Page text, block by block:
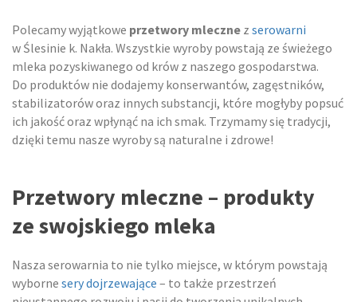
Polecamy wyjątkowe przetwory mleczne z serowarni
w Ślesinie k. Nakła. Wszystkie wyroby powstają ze świeżego
mleka pozyskiwanego od krów z naszego gospodarstwa.
Do produktów nie dodajemy konserwantów, zagęstników,
stabilizatorów oraz innych substancji, które mogłyby popsuć
ich jakość oraz wpłynąć na ich smak. Trzymamy się tradycji,
dzięki temu nasze wyroby są naturalne i zdrowe!
Przetwory mleczne – produkty
ze swojskiego mleka
Nasza serowarnia to nie tylko miejsce, w którym powstają
wyborne sery dojrzewające – to także przestrzeń